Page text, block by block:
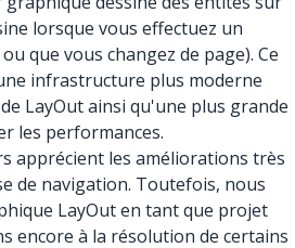
lorsque vous effectuez un
que vous changez de page). Ce
infrastructure plus moderne
LayOut ainsi qu'une plus grande
les performances.
apprécient les améliorations très
de navigation. Toutefois, nous
LayOut en tant que projet
encore à la résolution de certains